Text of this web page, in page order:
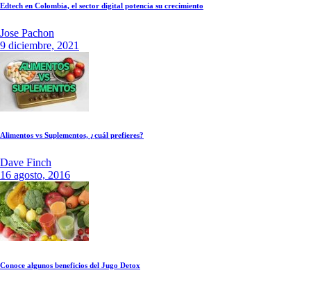
Edtech en Colombia, el sector digital potencia su crecimiento
Jose Pachon
9 diciembre, 2021
Alimentos vs Suplementos, ¿cuál prefieres?
Dave Finch
16 agosto, 2016
Conoce algunos beneficios del Jugo Detox